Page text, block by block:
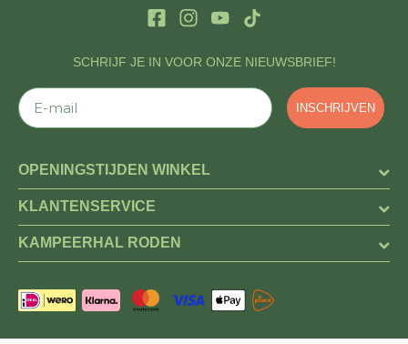
SCHRIJF JE IN VOOR ONZE NIEUWSBRIEF!
E-mail
INSCHRIJVEN
OPENINGSTIJDEN WINKEL
KLANTENSERVICE
KAMPEERHAL RODEN